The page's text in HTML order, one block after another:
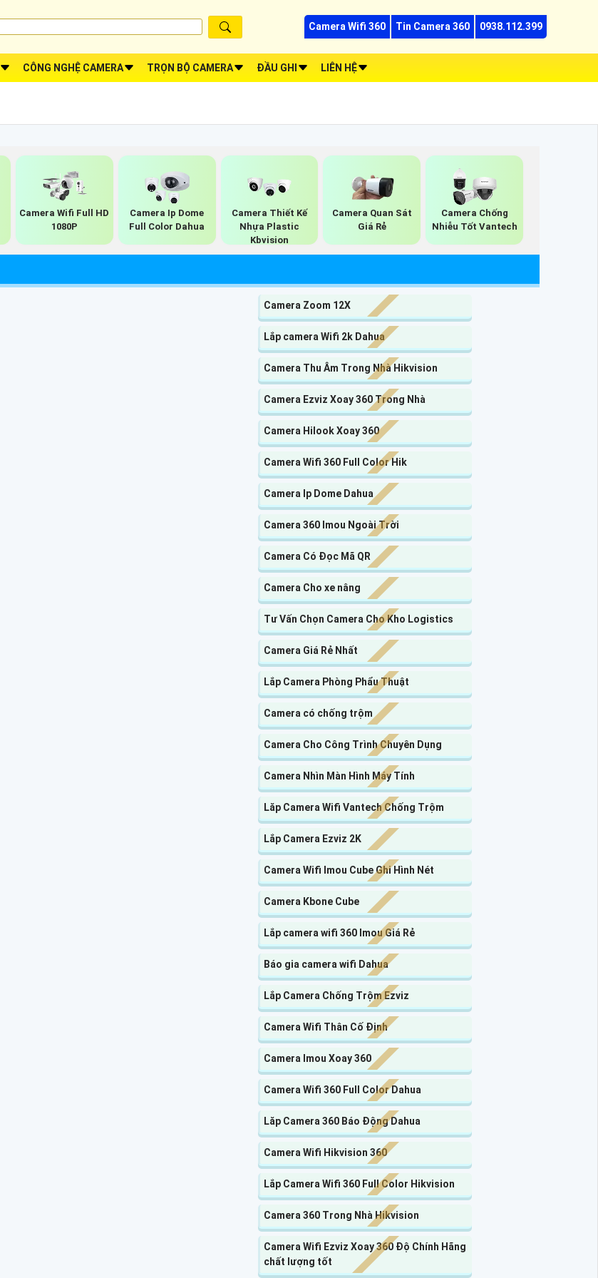
Camera Wifi 360 Tin Camera 360 0938.112.399
CÔNG NGHỆ CAMERA TRỌN BỘ CAMERA ĐẦU GHI LIÊN HỆ
Camera Wifi Full HD
1080P
Camera Ip Dome
Full Color Dahua
Camera Thiết Kế
Nhựa Plastic
Kbvision
Camera Quan Sát
Giá Rẻ
Camera Chống
Nhiễu Tốt Vantech
Camera Zoom 12X
Lắp camera Wifi 2k Dahua
Camera Thu Âm Trong Nhà Hikvision
Camera Ezviz Xoay 360 Trong Nhà
Camera Hilook Xoay 360
Camera Wifi 360 Full Color Hik
Camera Ip Dome Dahua
Camera 360 Imou Ngoài Trời
Camera Có Đọc Mã QR
Camera Cho xe nâng
Tư Vấn Chọn Camera Cho Kho Logistics
Camera Giá Rẻ Nhất
Lắp Camera Phòng Phẩu Thuật
Camera có chống trộm
Camera Cho Công Trình Chuyên Dụng
Camera Nhìn Màn Hình Máy Tính
Lăp Camera Wifi Vantech Chống Trộm
Lắp Camera Ezviz 2K
Camera Wifi Imou Cube Ghi Hình Nét
Camera Kbone Cube
Lắp camera wifi 360 Imou Giá Rẻ
Báo gia camera wifi Dahua
Lắp Camera Chống Trộm Ezviz
Camera Wifi Thân Cố Định
Camera Imou Xoay 360
Camera Wifi 360 Full Color Dahua
Lăp Camera 360 Báo Động Dahua
Camera Wifi Hikvision 360
Lắp Camera Wifi 360 Full Color Hikvision
Camera 360 Trong Nhà Hikvision
Camera Wifi Ezviz Xoay 360 Độ Chính Hãng
chất lượng tốt